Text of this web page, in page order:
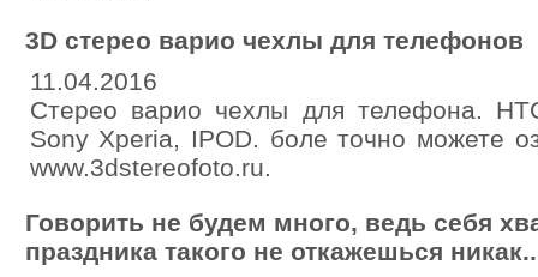
3D стерео варио чехлы для телефонов
11.04.2016
Стерео варио чехлы для телефона.
Sony Xperia, IPOD. боле точно можете
www.3dstereofoto.ru.
Говорить не будем много, ведь себя
праздника такого не откажешься